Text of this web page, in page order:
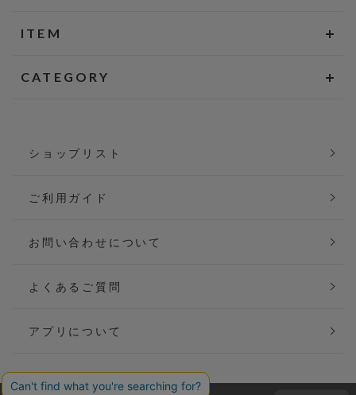
ITEM
CATEGORY
ショップリスト
ご利用ガイド
お問い合わせについて
よくあるご質問
アプリについて